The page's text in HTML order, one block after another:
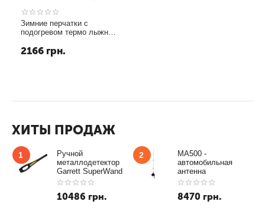
Зимние перчатки с
подогревом термо лыжные
HE329 с аккумуляторами,
размер L, синие
2166 грн.
ХИТЫ ПРОДАЖ
1
Ручной
металлодетектор
Garrett SuperWand
10486 грн.
2
MA500 -
автомобильная
антенна
8470 грн.